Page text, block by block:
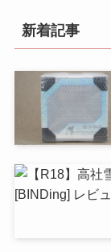
新着記事